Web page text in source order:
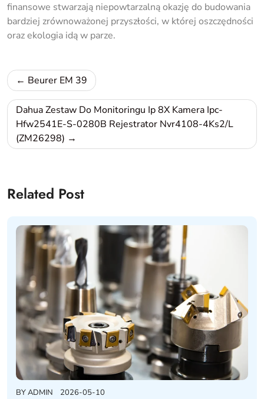
finansowe stwarzają niepowtarzalną okazję do budowania
bardziej zrównoważonej przyszłości, w której oszczędności
oraz ekologia idą w parze.
Nawigacja
wpisu
Beurer EM 39
Dahua Zestaw Do Monitoringu Ip 8X Kamera Ipc-
Hfw2541E-S-0280B Rejestrator Nvr4108-4Ks2/L
(ZM26298)
Related Post
BYADMIN 2026-05-10